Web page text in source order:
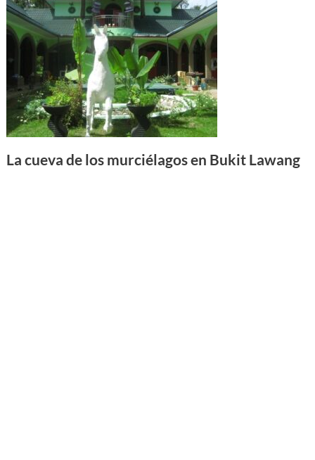
La cueva de los murciélagos en Bukit Lawang